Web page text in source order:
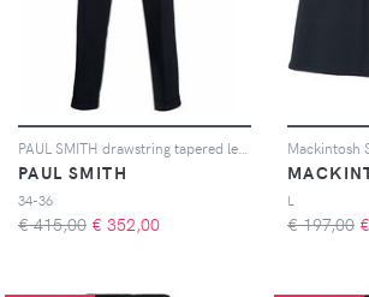
PAUL SMITH
34-36
€ 415,00 € 352,00
Mackintosh
L
€ 197,00 €